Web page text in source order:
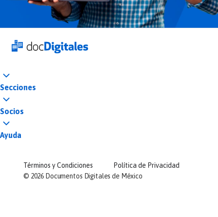
Secciones
Socios
Ayuda
© 2026 Documentos Digitales de México
Términos y Condiciones Política de Privacidad